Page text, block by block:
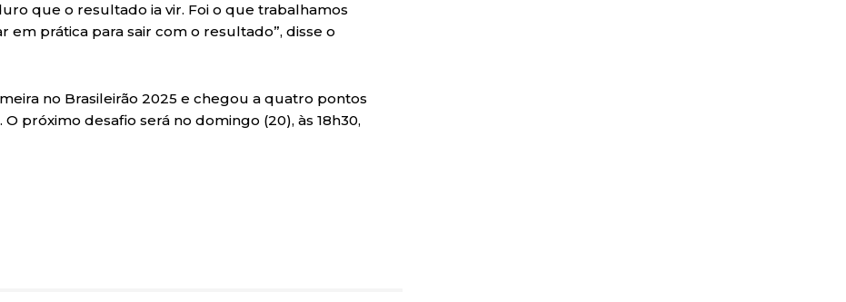
que o resultado ia vir. Foi o que trabalhamos
prática para sair com o resultado”, disse o
no Brasileirão 2025 e chegou a quatro pontos
próximo desafio será no domingo (20), às 18h30,